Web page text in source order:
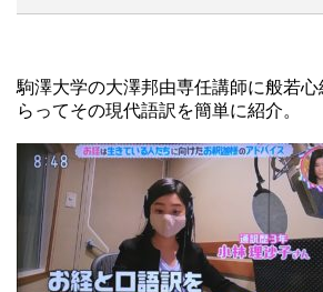
駒澤大学の大澤邦由専任講師に般若
らってその現代語訳を簡単に紹介。